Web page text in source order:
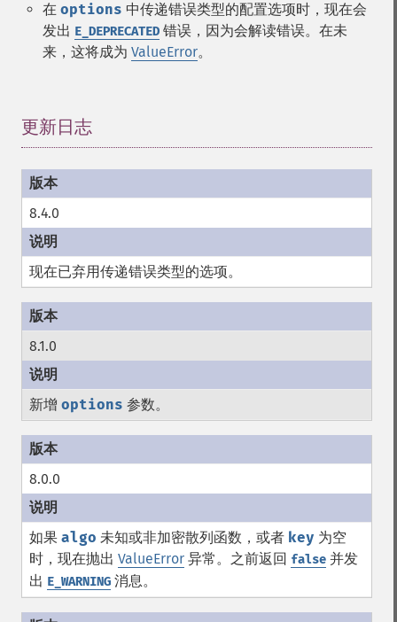
在 options 中传递错误类型的配置选项时，现在会
发出 E_DEPRECATED 错误，因为会解读错误。在未
来，这将成为 ValueError。
更新日志
8.4.0
现在已弃用传递错误类型的选项。
8.1.0
新增 options 参数。
8.0.0
如果 algo 未知或非加密散列函数，或者 key 为空
时，现在抛出 ValueError 异常。之前返回 false 并发
出 E_WARNING 消息。